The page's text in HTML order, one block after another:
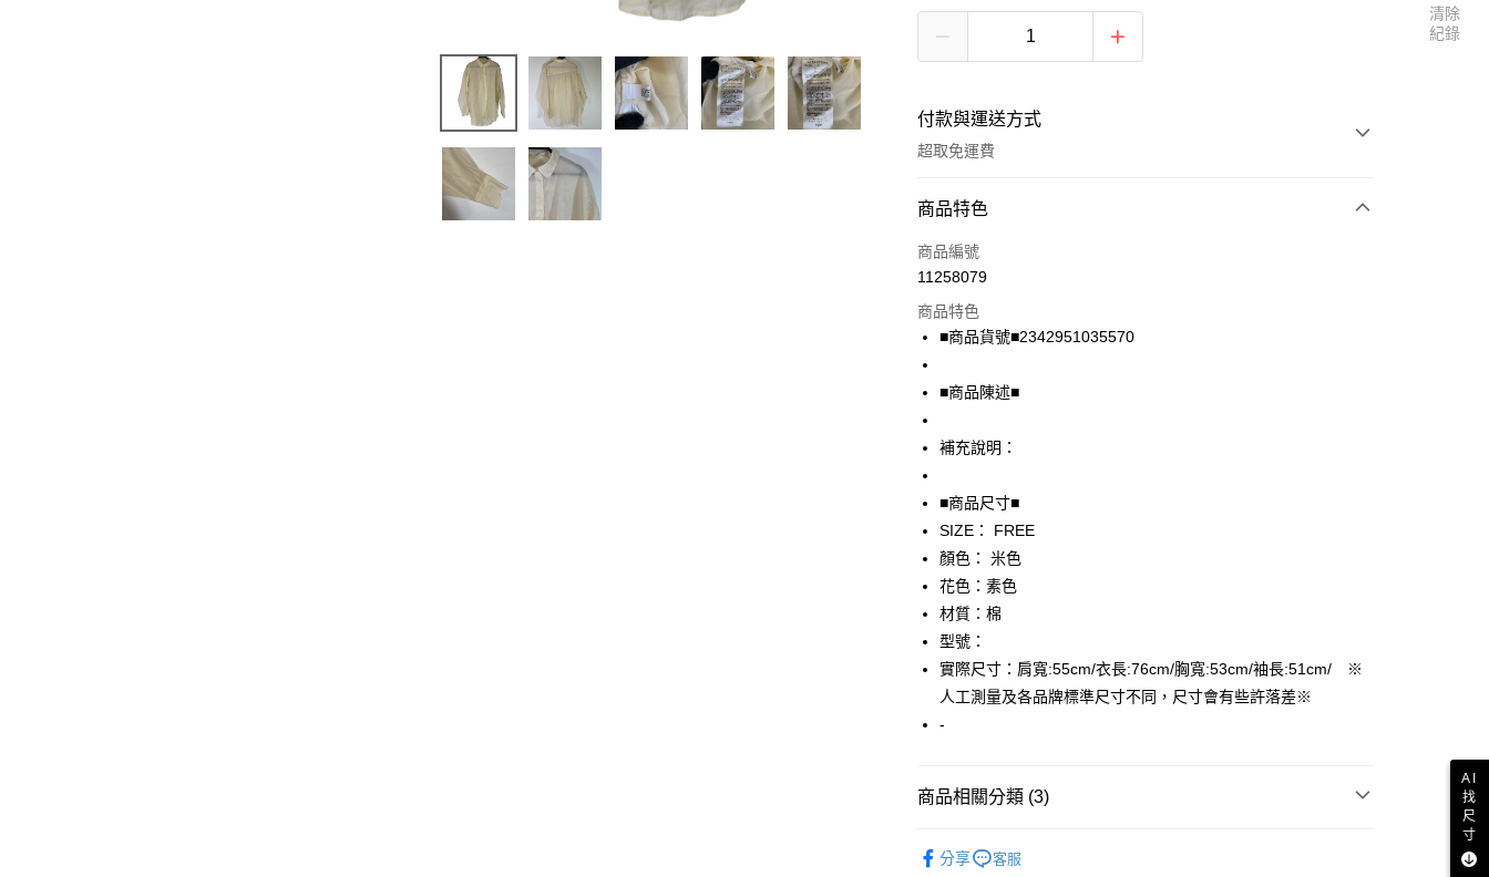
付款與運送方式
超取免運費
付款方式
信用卡一次付款
LINE Pay
Apple Pay
悠遊付
全盈+PAY
AFTEE先享後付
相關說明
【關於「AFTEE先享後付」】
AFTEE先享後付是「在收到商品之後才付款」的支付方式。 讓您購物簡單
便利好安心！
１．簡單：不需註冊會員、不需綁卡、不需儲值。
２．便利：只要手機號碼，簡訊認證，即可結帳。
【「AFTEE先享後付」結帳流程】
３．收到繳費通知簡訊後14天內，點擊此簡訊中的連結，可透過四大超商
絡購買商品的店家。未經商家同意取消之訂單仍視為有效，需透過AFTEE
運送方式
全家取貨付款
免運費
商品特色
商品編號
11258079
商品特色
■商品貨號■2342951035570
■商品陳述■
補充說明：
■商品尺寸■
SIZE： FREE
顏色： 米色
花色：素色
材質：棉
型號：
實際尺寸：肩寬:55cm/衣長:76cm/胸寬:53cm/袖長:51cm/ ※
人工測量及各品牌標準尺寸不同，尺寸會有些許落差※
-
商品相關分類 (3)
分享 客服
清除
紀錄
AI
找
尺
寸